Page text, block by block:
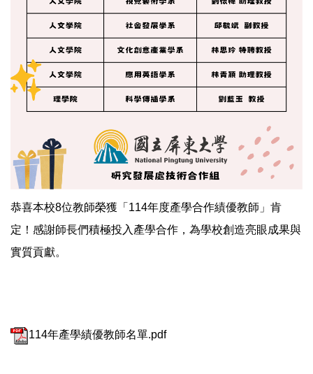
恭喜本校8位教師榮獲「114年度產學合作績優教師」肯
定！感謝師長們積極投入產學合作，為學校創造亮眼成果與
實質貢獻。
114年產學績優教師名單.pdf